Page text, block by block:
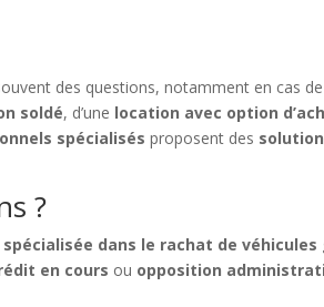
des questions, notamment en cas
soldé, d’une location avec option
spécialisés proposent des
?
dans le rachat de véhicules
en cours ou opposition